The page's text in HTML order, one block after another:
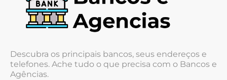
Descubra os principais bancos, seus endereços e
telefones. Ache tudo o que precisa com o Bancos e
Agências.